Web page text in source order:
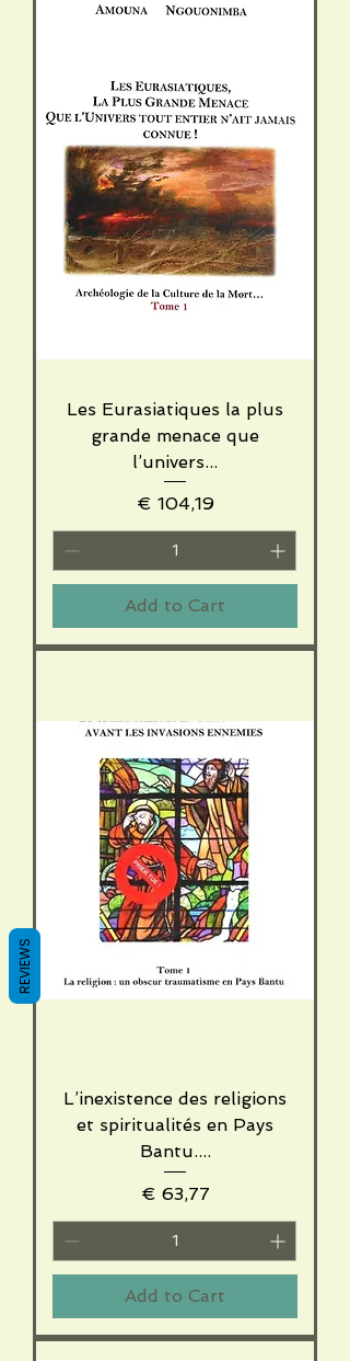
Les Eurasiatiques la plus
grande menace que
l’univers...
Price
€ 104,19
Add to Cart
L’inexistence des religions
et spiritualités en Pays
Bantu....
Price
€ 63,77
Add to Cart
REVIEWS